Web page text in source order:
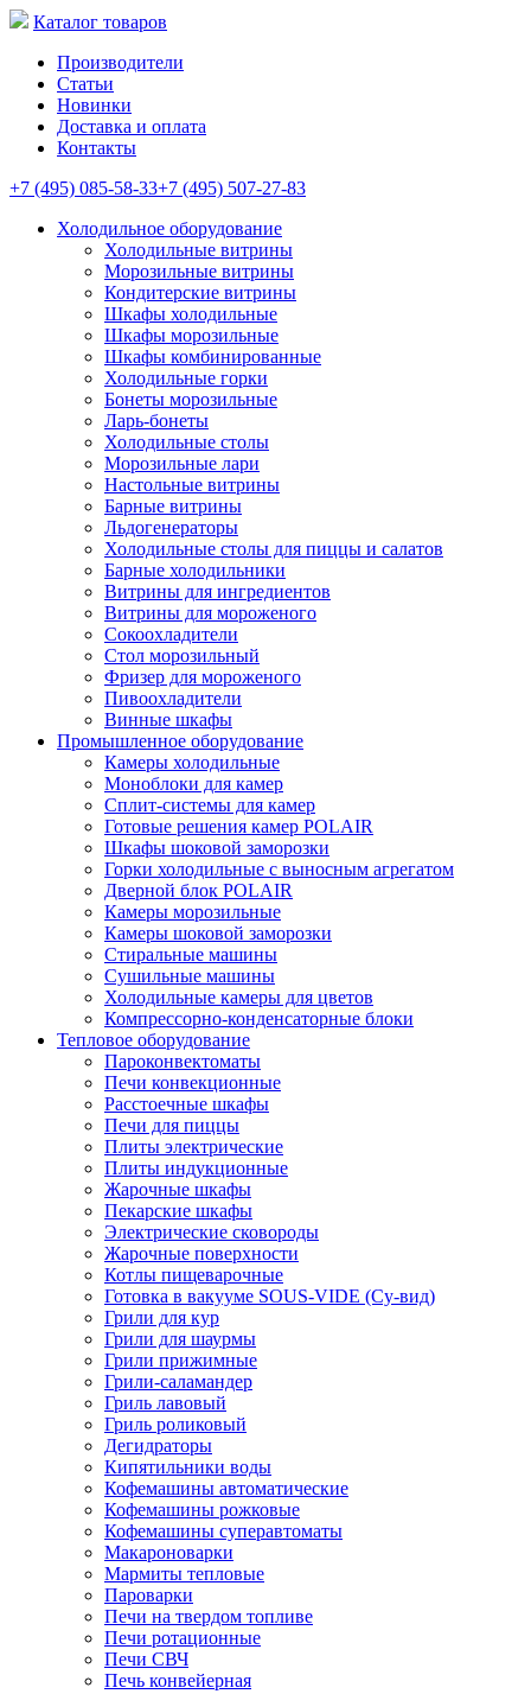
Каталог товаров
Производители
Статьи
Новинки
Доставка и оплата
Контакты
+7 (495) 085-58-33+7 (495) 507-27-83
Холодильное оборудование
Холодильные витрины
Морозильные витрины
Кондитерские витрины
Шкафы холодильные
Шкафы морозильные
Шкафы комбинированные
Холодильные горки
Бонеты морозильные
Ларь-бонеты
Холодильные столы
Морозильные лари
Настольные витрины
Барные витрины
Льдогенераторы
Холодильные столы для пиццы и салатов
Барные холодильники
Витрины для ингредиентов
Витрины для мороженого
Сокоохладители
Стол морозильный
Фризер для мороженого
Пивоохладители
Винные шкафы
Промышленное оборудование
Камеры холодильные
Моноблоки для камер
Сплит-системы для камер
Готовые решения камер POLAIR
Шкафы шоковой заморозки
Горки холодильные с выносным агрегатом
Дверной блок POLAIR
Камеры морозильные
Камеры шоковой заморозки
Стиральные машины
Сушильные машины
Холодильные камеры для цветов
Компрессорно-конденсаторные блоки
Тепловое оборудование
Пароконвектоматы
Печи конвекционные
Расстоечные шкафы
Печи для пиццы
Плиты электрические
Плиты индукционные
Жарочные шкафы
Пекарские шкафы
Электрические сковороды
Жарочные поверхности
Котлы пищеварочные
Готовка в вакууме SOUS-VIDE (Су-вид)
Грили для кур
Грили для шаурмы
Грили прижимные
Грили-саламандер
Гриль лавовый
Гриль роликовый
Дегидраторы
Кипятильники воды
Кофемашины автоматические
Кофемашины рожковые
Кофемашины суперавтоматы
Макароноварки
Мармиты тепловые
Пароварки
Печи на твердом топливе
Печи ротационные
Печи СВЧ
Печь конвейерная